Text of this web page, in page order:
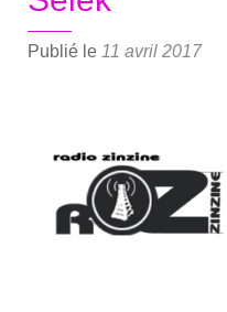
Publié le 11 avril 2017